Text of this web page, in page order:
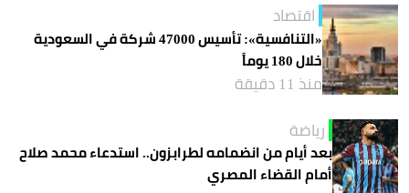
اقتصاد
«التنافسية»: تأسيس 47000 شركة في السعودية
خلال 180 يوماً
منذ 11 دقيقة
رياضة
بعد أيام من انضمامه لطرابزون.. استدعاء محمد صلاح
أمام القضاء المصري